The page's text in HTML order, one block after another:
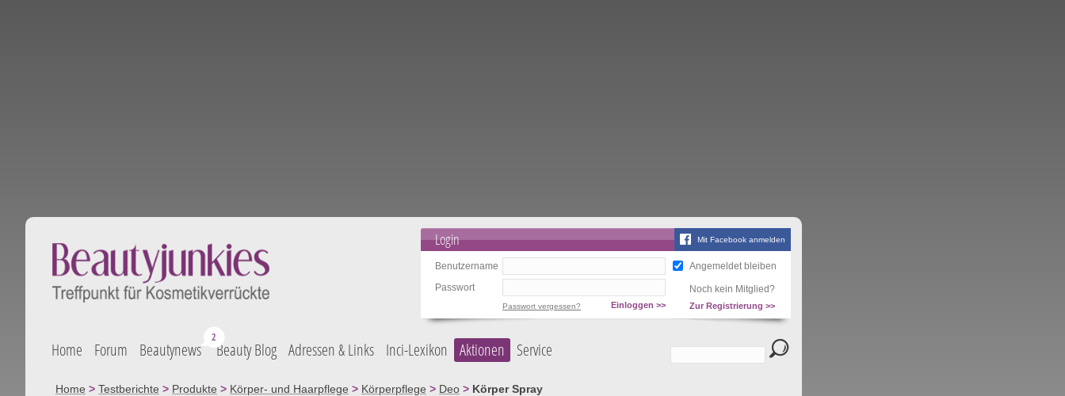
Mit Facebook anmelden
Login
Benutzername
Angemeldet bleiben
Passwort
Noch kein Mitglied?
Einloggen >>
Passwort vergessen? Zur Registrierung >>
Home Forum Beautynews Beauty Blog Adressen & Links Inci-Lexikon Aktionen Service
Home > Testberichte > Produkte > Körper- und Haarpflege > Körperpflege > Deo > Körper Spray